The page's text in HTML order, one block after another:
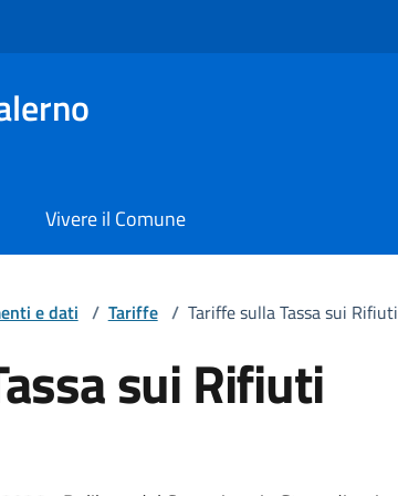
Vivere il Comune
e dati / Tariffe / Tariffe sulla Tassa sui
sui Rifiuti